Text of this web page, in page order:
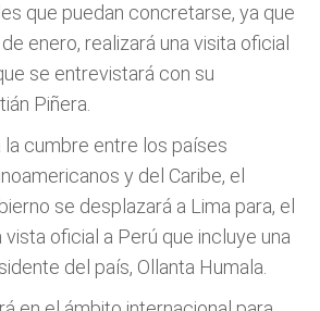
que puedan concretarse, ya que
enero, realizará una visita oficial
se entrevistará con su
Piñera.
la cumbre entre los países
y del Caribe, el
se desplazará a Lima para, el
vista oficial a Perú que incluye una
del país, Ollanta Humala.